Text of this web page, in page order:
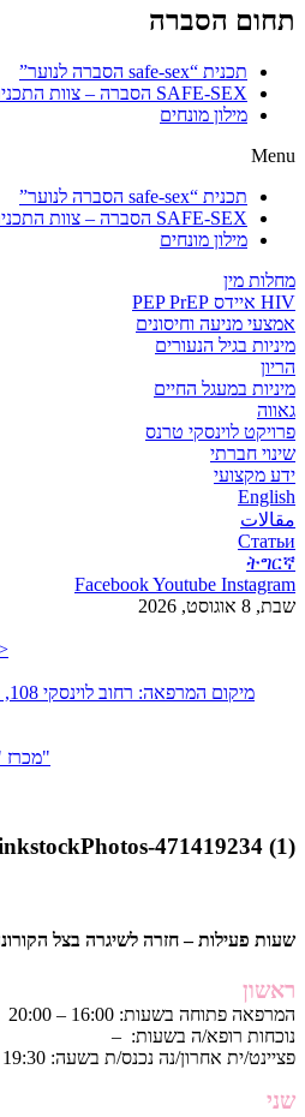
תחום הסברה
תכנית “safe-sex הסברה לנוער”
SAFE-SEX הסברה – צוות התכנית
מילון מונחים
Menu
תכנית “safe-sex הסברה לנוער”
SAFE-SEX הסברה – צוות התכנית
מילון מונחים
מחלות מין
HIV איידס PEP PrEP
אמצעי מניעה וחיסונים
מיניות בגיל הנעורים
הריון
מיניות במעגל החיים
גאווה
פרויקט לוינסקי טרנס
שינוי חברתי
ידע מקצועי
English
مقالات
Статьи
ትግርኛ
FacebookYoutube Instagram
שבת, 8 אוגוסט, 2026
לקביעת
מכרז "הדרכות פרטניות לצוות הניידת"
471419234 (1)
שעות פעילות – חזרה לשיגרה בצל
ראשון
המרפאה פתוחה בשעות: 16:00 – 20:00
נוכחות רופא/ה בשעות: –
פציינט/ית אחרון/נה נכנס/ת בשעה: 19:30
שני